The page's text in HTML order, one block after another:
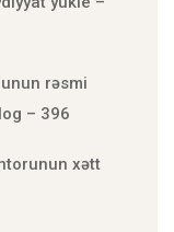
rəsmi
– 396
xətt